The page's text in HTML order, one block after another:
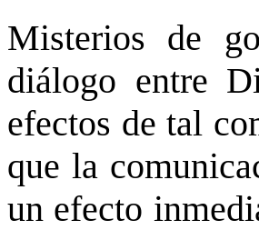
Misterios de
diálogo entre
efectos de tal
que la
un efecto